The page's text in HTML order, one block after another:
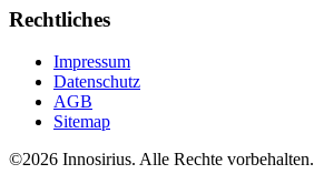
Rechtliches
Impressum
Datenschutz
AGB
Sitemap
©2026 Innosirius. Alle Rechte vorbehalten.